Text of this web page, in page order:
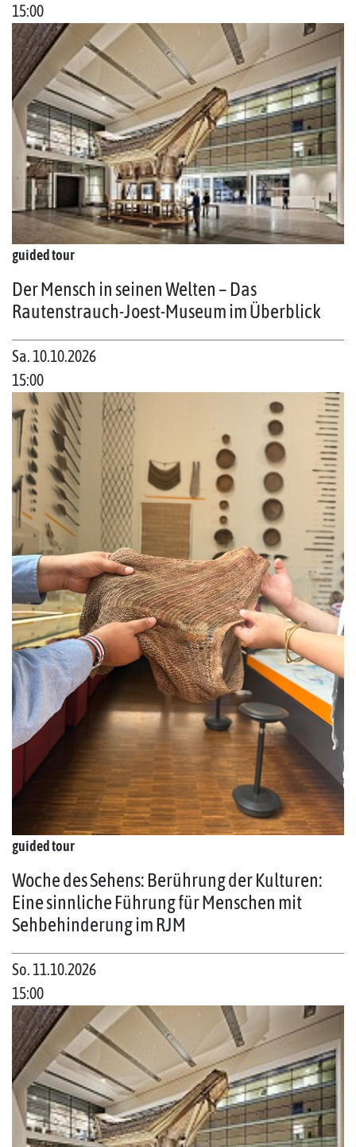
15:00
guided tour
Der Mensch in seinen Welten – Das
Rautenstrauch-Joest-Museum im Überblick
Sa. 10.10.2026
15:00
guided tour
Woche des Sehens: Berührung der Kulturen:
Eine sinnliche Führung für Menschen mit
Sehbehinderung im RJM
So. 11.10.2026
15:00